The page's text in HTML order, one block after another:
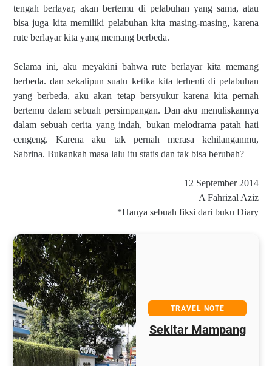
tengah berlayar, akan bertemu di pelabuhan yang sama, atau
bisa juga kita memiliki pelabuhan kita masing-masing, karena
rute berlayar kita yang memang berbeda.
Selama ini, aku meyakini bahwa rute berlayar kita memang
berbeda. dan sekalipun suatu ketika kita terhenti di pelabuhan
yang berbeda, aku akan tetap bersyukur karena kita pernah
bertemu dalam sebuah persimpangan. Dan aku menuliskannya
dalam sebuah cerita yang indah, bukan melodrama patah hati
cengeng. Karena aku tak pernah merasa kehilanganmu,
Sabrina. Bukankah masa lalu itu statis dan tak bisa berubah?
12 September 2014
A Fahrizal Aziz
*Hanya sebuah fiksi dari buku Diary
TRAVEL NOTE
Sekitar Mampang